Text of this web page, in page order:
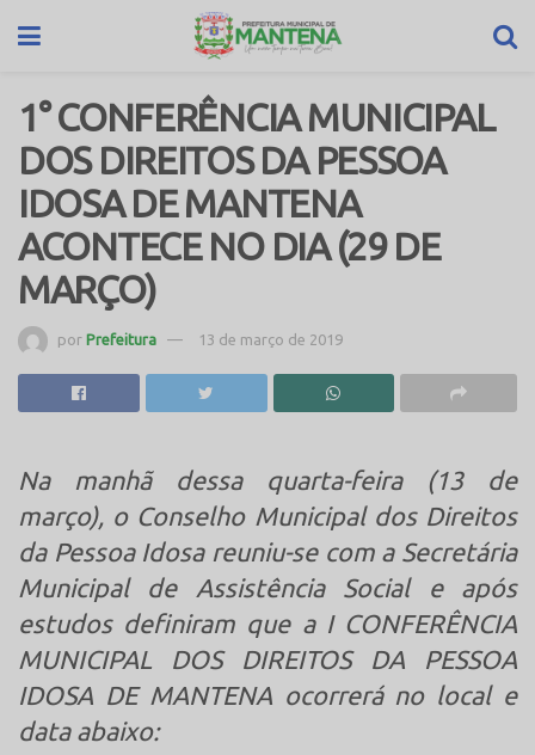
1° CONFERÊNCIA MUNICIPAL
DOS DIREITOS DA PESSOA
IDOSA DE MANTENA
ACONTECE NO DIA (29 DE
MARÇO)
por Prefeitura 13 de março de 2019
Na manhã dessa quarta-feira (13 de
março), o Conselho Municipal dos Direitos
da Pessoa Idosa reuniu-se com a Secretária
Municipal de Assistência Social e após
estudos definiram que a I CONFERÊNCIA
MUNICIPAL DOS DIREITOS DA PESSOA
IDOSA DE MANTENA ocorrerá no local e
data abaixo: